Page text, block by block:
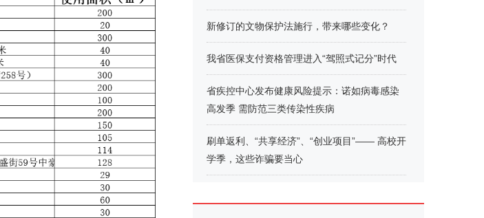
新修订的文物保护法施行，带来哪些变化？
我省医保支付资格管理进入“驾照式记分”时代
省疾控中心发布健康风险提示：诺如病毒感染
高发季 需防范三类传染性疾病
刷单返利、“共享经济”、“创业项目”—— 高校开
学季，这些诈骗要当心